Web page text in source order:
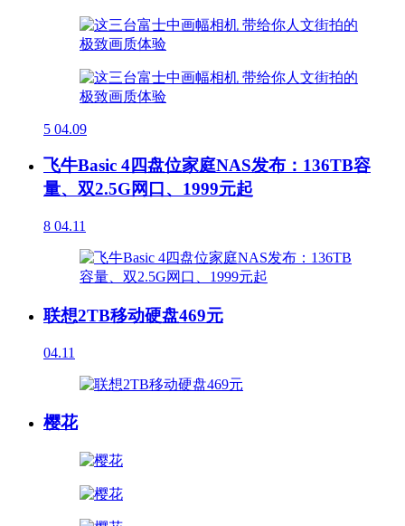
5 04.09
飞牛Basic 4四盘位家庭NAS发布：136TB容
量、双2.5G网口、1999元起
8 04.11
联想2TB移动硬盘469元
04.11
樱花